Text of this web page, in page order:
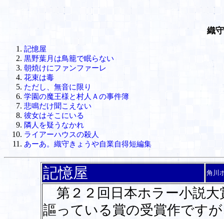
織
記憶屋
黒野葉月は鳥籠で眠らない
朝焼けにファンファーレ
花束は毒
ただし、無音に限り
学園の魔王様と村人Ａの事件簿
悲鳴だけ聞こえない
彼女はそこにいる
隣人を疑うなかれ
ライアーハウスの殺人
あーあ。織守きょうや自業自得短編集
記憶屋 角川
第２２回日本ホラー小説大
謳っている賞の受賞作です